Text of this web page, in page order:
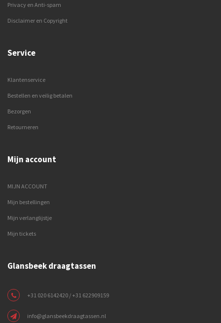
Privacy en Anti-spam
Disclaimer en Copyright
Service
Klantenservice
Bestellen en veilig betalen
Bezorgen
Retourneren
Mijn account
MIJN ACCOUNT
Mijn bestellingen
Mijn verlanglijstje
Mijn tickets
Glansbeek draagtassen
+31 020 6142420 / +31 622909159
info@glansbeekdraagtassen.nl